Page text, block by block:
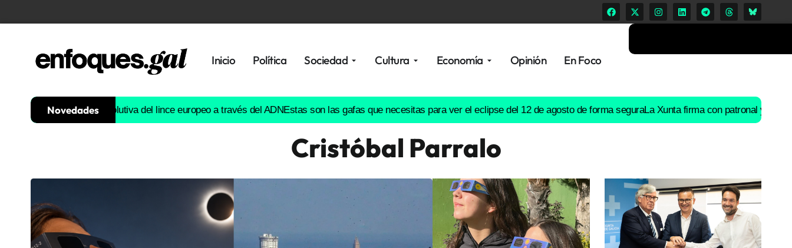
Inicio Política Sociedad Cultura Economía Opinión En Foco
Histórica
Gastronomía
Novedades
la historia evolutiva del lince europeo a través del ADN Estas son las gafas que necesitas para ver el eclipse del 12 de agosto de forma seguraLa Xunta firma con patronal y UGT un
Cristóbal Parralo